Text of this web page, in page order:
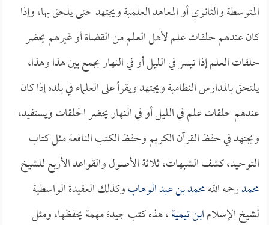
المتوسطة والثانوي أو المعاهد العلمية ويجتهد حتى يلحق بها، وإذا
كان عندهم حلقات علم لأهل العلم من القضاة أو غيرهم يحضر
حلقات العلم إذا تيسر في الليل أو في النهار يجمع بين هذا وهذا،
يلتحق بالمدارس النظامية ويجتهد ويقرأ على العلماء في بلده إذا كان
عندهم حلقات علم في الليل أو في النهار يحضر الحلقات ويستفيد،
ويجتهد في حفظ القرآن الكريم وحفظ الكتب النافعة مثل كتاب
التوحيد، كشف الشبهات، ثلاثة الأصول والقواعد الأربع للشيخ
محمدرحمه اللهمحمد بن عبد الوهابوكذلك العقيدة الواسطية
لشيخ الإسلامابن تيمية، هذه كتب جيدة مهمة يحفظها، ومثل